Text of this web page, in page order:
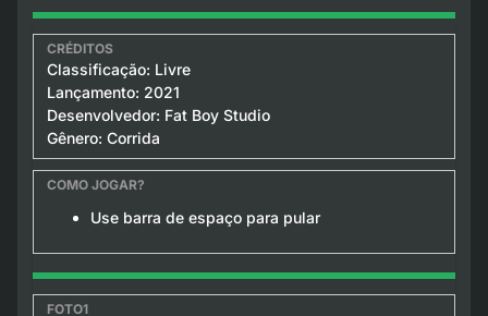
Classificação: Livre
Lançamento: 2021
Desenvolvedor: Fat Boy Studio
Gênero: Corrida
Use barra de espaço para pular